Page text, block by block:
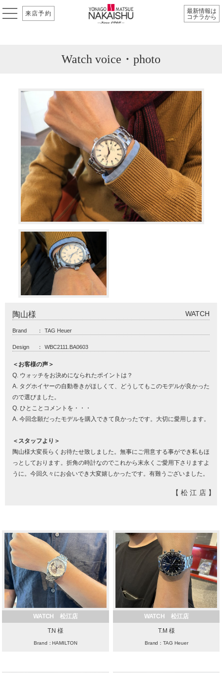
来店予約
最新情報は
コチラから
Watch voice・photo
陶山様 WATCH
Brand ： TAG Heuer
Design ： WBC2111.BA0603
＜お客様の声＞
Q. ウォッチをお決めになられたポイントは？
A. タグホイヤーの自動巻きがほしくて、どうしてもこのモデルが良かった
ので選びました。
Q. ひとことコメントを・・・
A. 今回念願だったモデルを購入できて良かったです。大切に愛用します。
＜スタッフより＞
陶山様大変長らくお待たせ致しました。無事にご用意する事ができ私もほ
っとしております。折角の時計なのでこれから末永くご愛用下さりますよ
うに。今回久々にお会いでき大変嬉しかったです。有難うございました。
【松江店】
WATCH 松江店
T.N 様
Brand：HAMILTON
WATCH 松江店
T.M 様
Brand：TAG Heuer